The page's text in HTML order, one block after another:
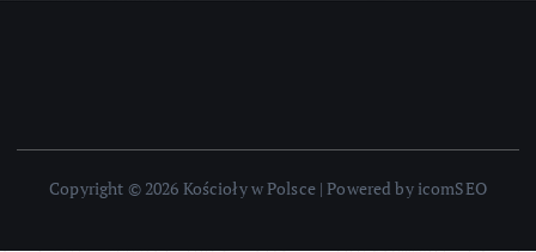
Copyright © 2026 Kościoły w Polsce | Powered by icomSEO